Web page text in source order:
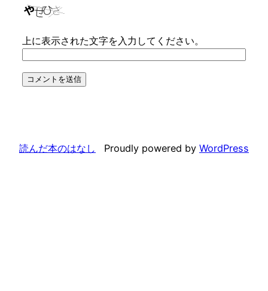
上に表示された文字を入力してください。
読んだ本のはなし Proudly powered by WordPress